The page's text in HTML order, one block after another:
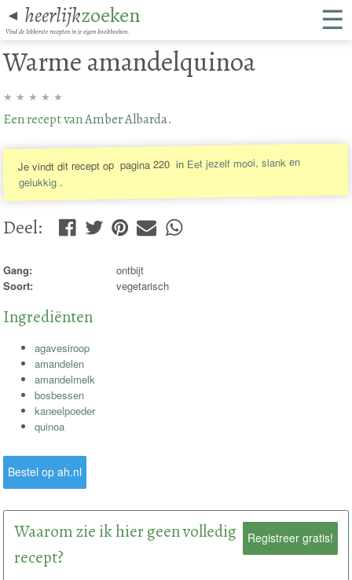
◄ heerlijkzoeken
Vind de lekkerste recepten in je eigen kookboeken. ☰
Warme amandelquinoa
★ ★ ★ ★ ★
Een recept vanAmber Albarda.
Je vindt dit recept op pagina 220 in Eet jezelf mooi, slank en
gelukkig.
Deel:
Gang:
ontbijt
Soort:
vegetarisch
Ingrediënten
agavesiroop
amandelen
amandelmelk
bosbessen
kaneelpoeder
quinoa
Bestel op ah.nl
Registreer gratis!
Waarom zie ik hier geen volledig
recept?